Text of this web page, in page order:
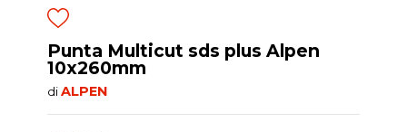
Punta Multicut sds plus Alpen
10x260mm
diALPEN